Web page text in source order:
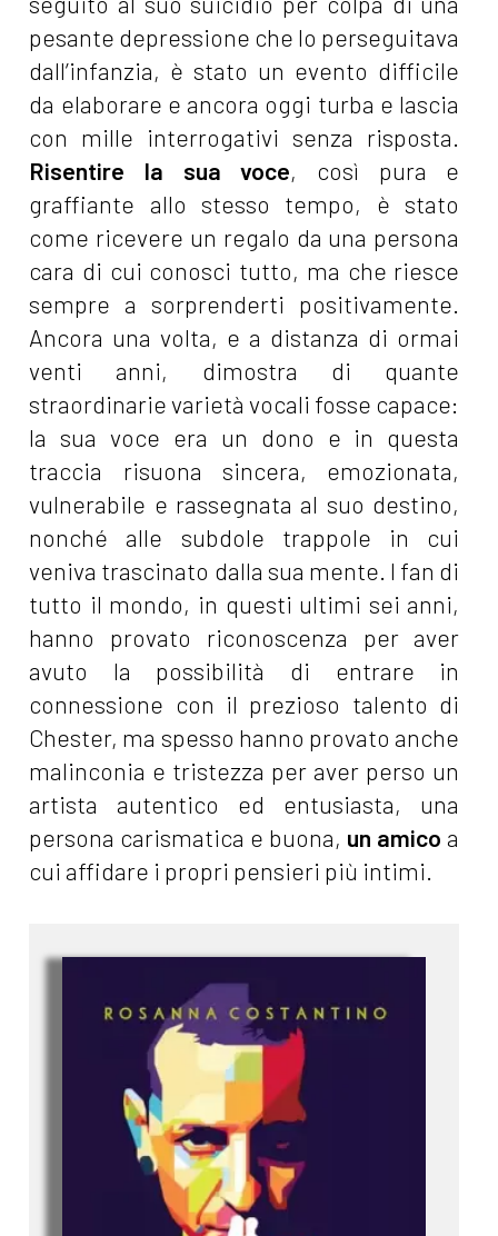
pesante depressione che lo perseguitava
dall’infanzia, è stato un evento difficile
da elaborare e ancora oggi turba e lascia
con mille interrogativi senza risposta.
Risentire la sua voce, così pura e
graffiante allo stesso tempo, è stato
come ricevere un regalo da una persona
cara di cui conosci tutto, ma che riesce
sempre a sorprenderti positivamente.
Ancora una volta, e a distanza di ormai
venti anni, dimostra di quante
straordinarie varietà vocali fosse capace:
la sua voce era un dono e in questa
traccia risuona sincera, emozionata,
vulnerabile e rassegnata al suo destino,
nonché alle subdole trappole in cui
veniva trascinato dalla sua mente. I fan di
tutto il mondo, in questi ultimi sei anni,
hanno provato riconoscenza per aver
avuto la possibilità di entrare in
connessione con il prezioso talento di
Chester, ma spesso hanno provato anche
malinconia e tristezza per aver perso un
artista autentico ed entusiasta, una
persona carismatica e buona, un amico a
cui affidare i propri pensieri più intimi.